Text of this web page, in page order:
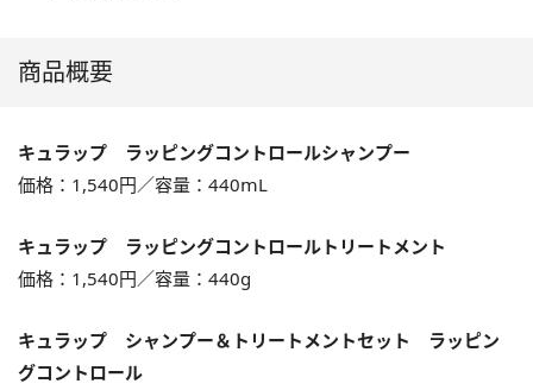
商品概要
キュラップ ラッピングコントロールシャンプー
価格：1,540円／容量：440ⅿL
キュラップ ラッピングコントロールトリートメント
価格：1,540円／容量：440g
キュラップ シャンプー＆トリートメントセット ラッピン
グコントロール